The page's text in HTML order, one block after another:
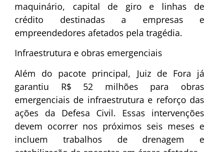
maquinário, capital de giro e linhas de
crédito destinadas a empresas e
empreendedores afetados pela tragédia.
Infraestrutura e obras emergenciais
Além do pacote principal, Juiz de Fora já
garantiu R$ 52 milhões para obras
emergenciais de infraestrutura e reforço das
ações da Defesa Civil. Essas intervenções
devem ocorrer nos próximos seis meses e
incluem trabalhos de drenagem e